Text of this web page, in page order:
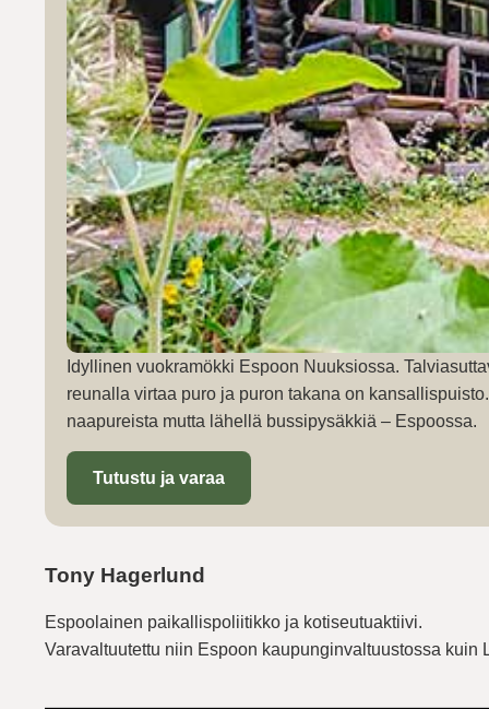
Idyllinen vuokramökki Espoon Nuuksiossa.
reunalla virtaa puro ja puron takana on
naapureista mutta lähellä bussipysäkkiä – Espoossa.
Tutustu ja varaa
Tony Hagerlund
Espoolainen paikallispoliitikko ja kotiseutuaktiivi.
Varavaltuutettu niin Espoon kaupunginvaltuustossa